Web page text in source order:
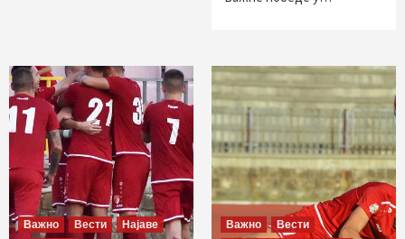
Важно Вести
Најаве
Важно
Вести